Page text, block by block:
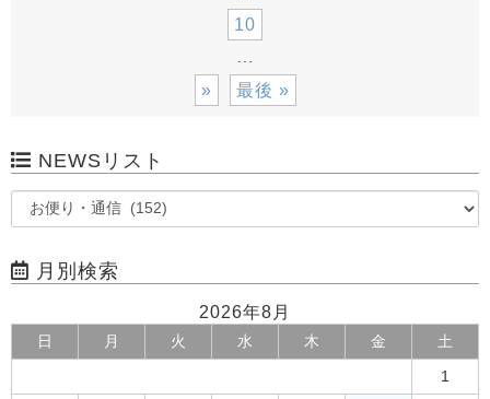
10
» 最後 »
NEWSリスト
月別検索
2026年8月
日 月 火 水 木 金 土
1